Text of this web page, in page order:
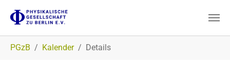
PGzB Kalender Details